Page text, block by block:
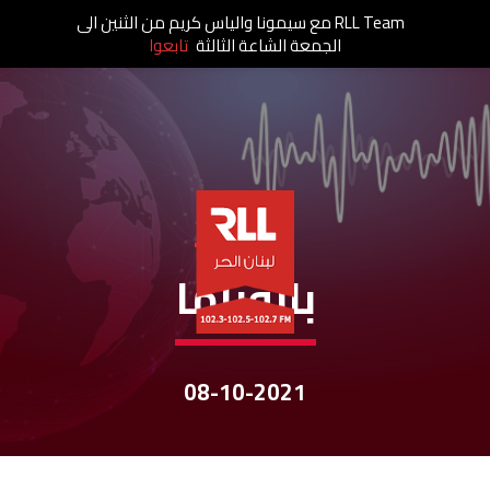
نشرات الأخبار
بانوراما
08-10-2021
RLL Team مع سيمونا والياس كريم من الثنين الى
الجمعة الشاعة الثالثة تابعوا